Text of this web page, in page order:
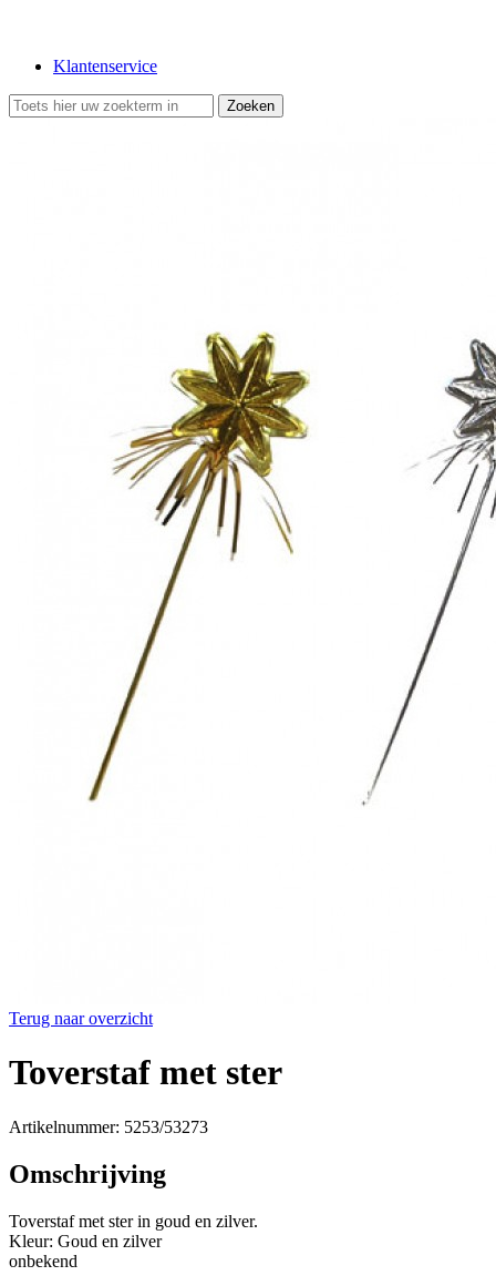
Klantenservice
Terug naar overzicht
Toverstaf met ster
Artikelnummer: 5253/53273
Omschrijving
Toverstaf met ster in goud en zilver.
Kleur: Goud en zilver
onbekend